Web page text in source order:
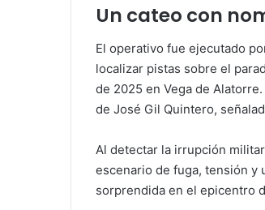
Un cateo con
El operativo fue ejecutado
localizar pistas sobre el
de 2025 en Vega de
de José Gil Quintero,
Al detectar la irrupción
escenario de fuga, tensión y
sorprendida en el epicentro